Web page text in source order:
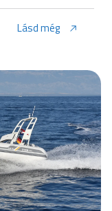
Lásd még